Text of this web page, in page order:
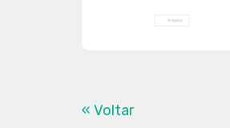
« Voltar